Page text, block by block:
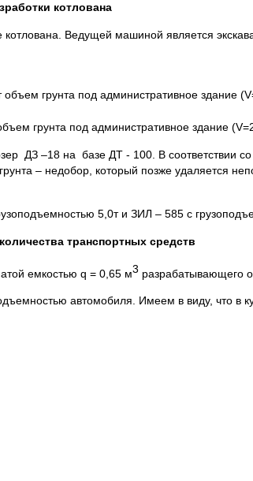
котлована
Ведущей машиной является
объем грунта под административное здание
грунта под административное здание
ДЗ –18 на базе ДТ - 100. В соответствии
– недобор, который позже удаляется
5,0т и ЗИЛ – 585 с
транспортных средств
емкостью q = 0,65 м3 разрабатывающего
автомобиля. Имеем в виду, что в